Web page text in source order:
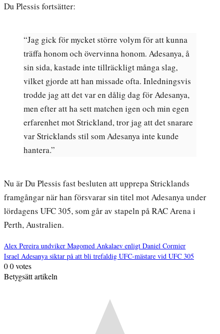
Du Plessis fortsätter:
“Jag gick för mycket större volym för att kunna
träffa honom och övervinna honom. Adesanya, å
sin sida, kastade inte tillräckligt många slag,
vilket gjorde att han missade ofta. Inledningsvis
trodde jag att det var en dålig dag för Adesanya,
men efter att ha sett matchen igen och min egen
erfarenhet mot Strickland, tror jag att det snarare
var Stricklands stil som Adesanya inte kunde
hantera.”
Nu är Du Plessis fast besluten att upprepa Stricklands
framgångar när han försvarar sin titel mot Adesanya under
lördagens UFC 305, som går av stapeln på RAC Arena i
Perth, Australien.
Inläggsnavigering
Alex Pereira undviker Magomed Ankalaev enligt Daniel Cormier
Israel Adesanya siktar på att bli trefaldig UFC-mästare vid UFC 305
00votes
Betygsätt artikeln